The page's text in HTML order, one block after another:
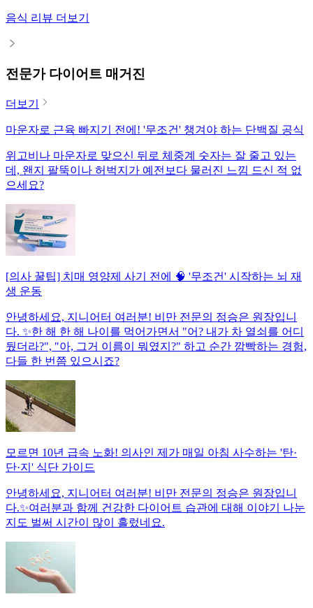
음식 리뷰 더보기
전문가 다이어트 매거진
더보기
마운자로 근육 빠지기 전에! '무조건' 챙겨야 하는 단백질 공식
위고비나 마운자로 맞으신 뒤로 체중계 숫자는 잘 줄고 있는
데, 왠지 팔뚝이나 허벅지가 예전보다 물러진 느낌 드신 적 없
으세요?
[의사 꿀팁] 치매 영양제 사기 전에 🧠 '무조건' 시작하는 뇌 재
생 운동
안녕하세요, 지니어터 여러분! 비만 전문의 정승은 원장입니
다. ✨한 해 한 해 나이를 먹어가면서 "어? 내가 차 열쇠를 어디
뒀더라?", "아, 그거 이름이 뭐였지?" 하고 순간 깜빡하는 경험,
다들 한 번쯤 있으시죠?
모르면 10년 급속 노화! 의사인 제가 매일 아침 사수하는 '탄·
단·지' 식단 가이드
안녕하세요, 지니어터 여러분! 비만 전문의 정승은 원장입니
다.✨여러분과 함께 건강한 다이어트 습관에 대해 이야기 나눈
지도 벌써 시간이 많이 흘렀네요.